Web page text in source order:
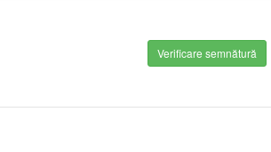
Verificare semnătură